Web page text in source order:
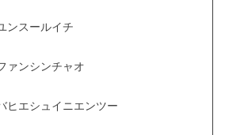
ンスールイチ
ァンシンチャオ
ヒエシュイニエンツー